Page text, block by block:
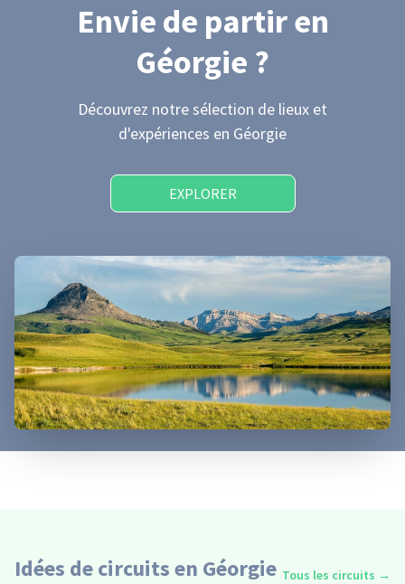
Envie de partiren
Géorgie ?
Découvrez notre sélection de lieux et
d'expériences en Géorgie
EXPLORER
Idées de circuits en Géorgie Tous les circuits →